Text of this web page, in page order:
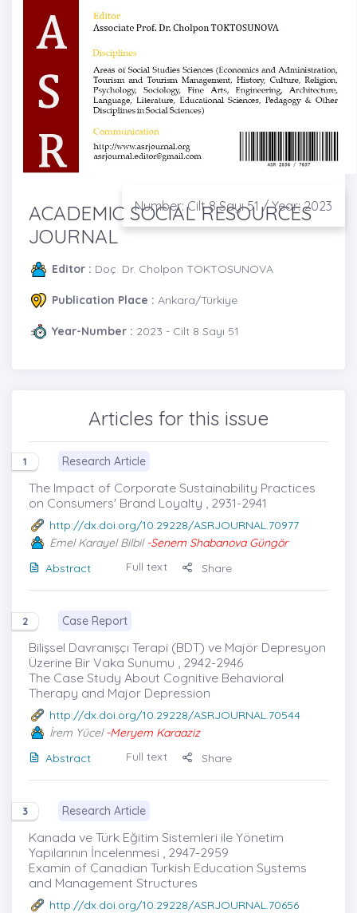
Number: Cilt 8 Sayı 51 / Year: 2023
ACADEMIC SOCIAL RESOURCES
JOURNAL
Editor : Doç. Dr. Cholpon TOKTOSUNOVA
Publication Place : Ankara/Türkiye
Year-Number : 2023 - Cilt 8 Sayı 51
Articles for this issue
1 Research Article
The Impact of Corporate Sustainability Practices
on Consumers' Brand Loyalty , 2931-2941
http://dx.doi.org/10.29228/ASRJOURNAL.70977
Emel Karayel Bilbil -Senem Shabanova Güngör
Abstract
Full text Share
2 Case Report
Bilişsel Davranışçı Terapi (BDT) ve Majör Depresyon
Üzerine Bir Vaka Sunumu , 2942-2946
The Case Study About Cognitive Behavioral
Therapy and Major Depression
http://dx.doi.org/10.29228/ASRJOURNAL.70544
İrem Yücel-Meryem Karaaziz
Abstract
Full text Share
3 Research Article
Kanada ve Türk Eğitim Sistemleri ile Yönetim
Yapılarının İncelenmesi , 2947-2959
Examin of Canadian Turkish Education Systems
and Management Structures
http://dx.doi.org/10.29228/ASRJOURNAL.70656